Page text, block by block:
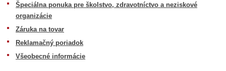
Špeciálna ponuka pre školstvo, zdravotníctvo a neziskové
organizácie
Záruka na tovar
Reklamačný poriadok
Všeobecné informácie